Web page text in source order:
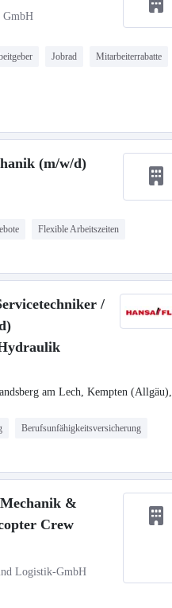
GmbH
Jobrad Mitarbeiterrabatte
(m/w/d)
Flexible Arbeitszeiten
/
am Lech, Kempten (Allgäu),
Berufsunfähigkeitsversicherung
&
Crew
Logistik-GmbH